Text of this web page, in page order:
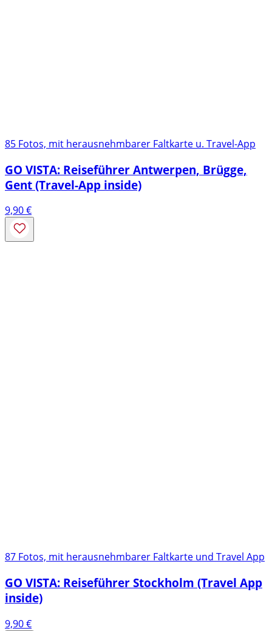
85 Fotos, mit herausnehmbarer Faltkarte u. Travel-App
GO VISTA: Reiseführer Antwerpen, Brügge,
Gent (Travel-App inside)
9,90€
87 Fotos, mit herausnehmbarer Faltkarte und Travel App
GO VISTA: Reiseführer Stockholm (Travel App
inside)
9,90€